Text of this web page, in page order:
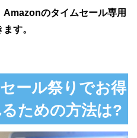
のタイムセール専用
す。
ール祭りでお得
ための方法は?